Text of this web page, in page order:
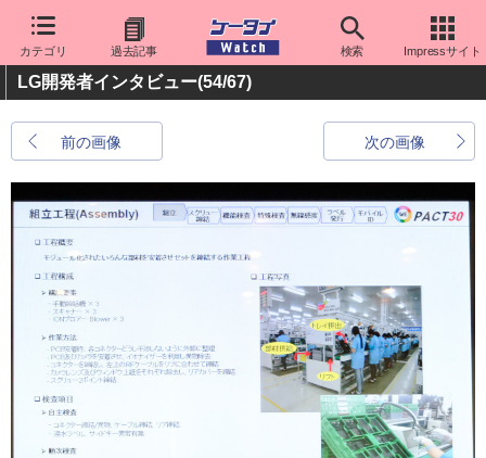
カテゴリ 過去記事 検索 Impressサイト
LG開発者インタビュー(54/67)
前の画像 次の画像